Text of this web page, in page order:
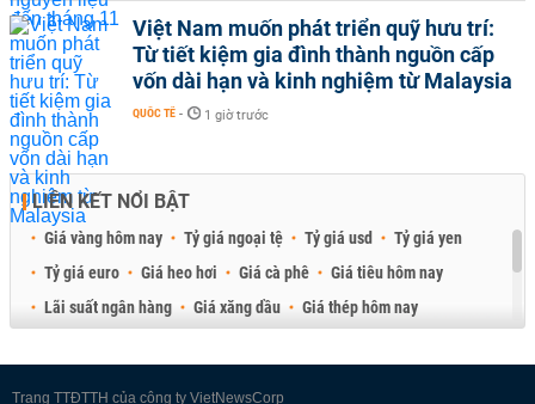
Việt Nam muốn phát triển quỹ hưu trí:
Từ tiết kiệm gia đình thành nguồn cấp
vốn dài hạn và kinh nghiệm từ Malaysia
QUỐC TẾ - 1 giờ trước
LIÊN KẾT NỔI BẬT
Giá vàng hôm nay Tỷ giá ngoại tệ Tỷ giá usd
Tỷ giá yen
Tỷ giá euro
Giá heo hơi Giá cà phê
Giá tiêu hôm nay
Lãi suất ngân hàng
Giá xăng dầu
Giá thép hôm nay
Trang TTĐTTH của công ty VietNewsCorp